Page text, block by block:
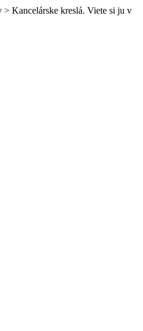
> Kancelárske kreslá. Viete si ju v